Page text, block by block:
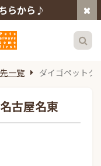
らから♪
一覧 ダイゴペット
古屋名東